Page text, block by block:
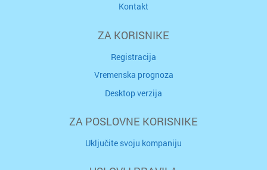
Kontakt
ZA KORISNIKE
Registracija
Vremenska prognoza
Desktop verzija
ZA POSLOVNE KORISNIKE
Uključite svoju kompaniju